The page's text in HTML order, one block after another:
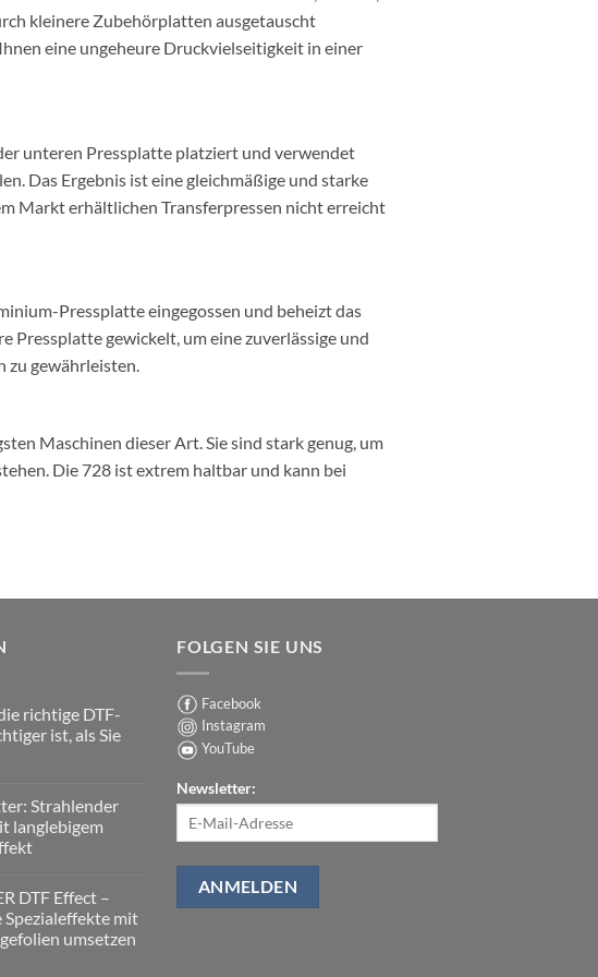
kleinere Zubehörplatten ausgetauscht
eine ungeheure Druckvielseitigkeit in einer
unteren Pressplatte platziert und verwendet
Das Ergebnis ist eine gleichmäßige und starke
Markt erhältlichen Transferpressen nicht erreicht
Pressplatte eingegossen und beheizt das
Pressplatte gewickelt, um eine zuverlässige und
zu gewährleisten.
Maschinen dieser Art. Sie sind stark genug, um
Die 728 ist extrem haltbar und kann bei
richtige DTF-
ist, als Sie
Strahlender
langlebigem
DTF Effect –
Spezialeffekte mit
umsetzen
FOLGEN SIE UNS
Facebook
Instagram
YouTube
Newsletter: